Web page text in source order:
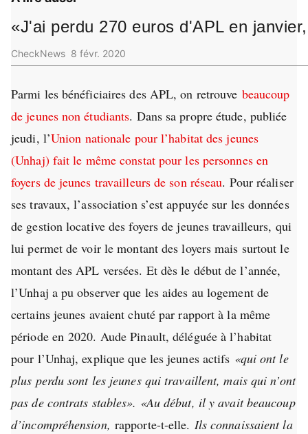
«J'ai perdu 270 euros d'APL en
CheckNews 8 févr. 2020
Parmi les bénéficiaires des APL, on retrouve beaucoup
de jeunes non étudiants. Dans sa propre étude, publiée
jeudi, l’Union nationale pour l’habitat des jeunes
(Unhaj) fait le même constat pour les personnes en
foyers de jeunes travailleurs de son réseau. Pour réaliser
ses travaux, l’association s’est appuyée sur les données
de gestion locative des foyers de jeunes travailleurs, qui
lui permet de voir le montant des loyers mais surtout le
montant des APL versées. Et dès le début de l’année,
l’Unhaj a pu observer que les aides au logement de
certains jeunes avaient chuté par rapport à la même
période en 2020. Aude Pinault, déléguée à l’habitat
pour l’Unhaj, explique que les jeunes actifs «qui ont le
plus perdu sont les jeunes qui travaillent, mais qui n’ont
pas de contrats stables». «Au début, il y avait beaucoup
d’incompréhension, rapporte-t-elle. Ils connaissaient la